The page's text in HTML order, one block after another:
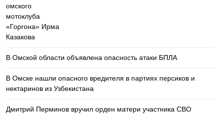
В Омской области объявлена опасность атаки БПЛА
В Омске нашли опасного вредителя в партиях персиков и
нектаринов из Узбекистана
Дмитрий Перминов вручил орден матери участника СВО